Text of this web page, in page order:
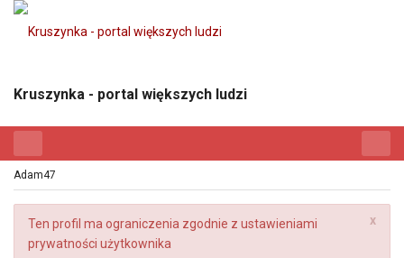
Kruszynka - portal większych ludzi
Adam47
x
Ten profil ma ograniczenia zgodnie z ustawieniami
prywatności użytkownika